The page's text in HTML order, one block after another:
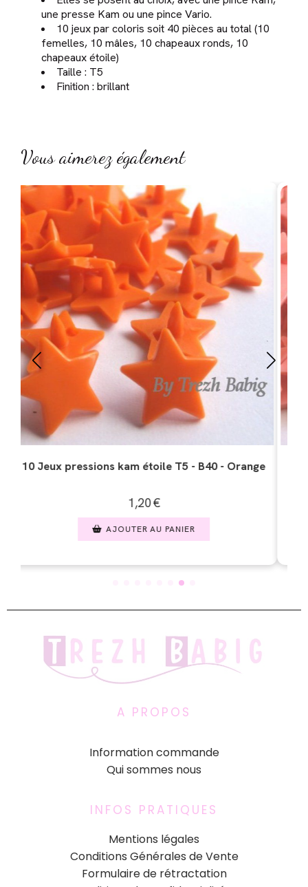
une presse Kam ou une pince Vario.
10 jeux par coloris soit 40 pièces au total (10
femelles, 10 mâles, 10 chapeaux ronds, 10
chapeaux étoile)
Taille : T5
Finition : brillant
Vous aimerez également
kam étoile T5 - B17 - Corail
AJOUTER AU PANIER
10 Jeux pressions
A PROPOS
Information commande
Qui sommes nous
INFOS PRATIQUES
Mentions légales
Conditions Générales de Vente
Formulaire de rétractation